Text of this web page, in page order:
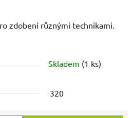
zdobení různými technikami.
Skladem (1 ks)
320